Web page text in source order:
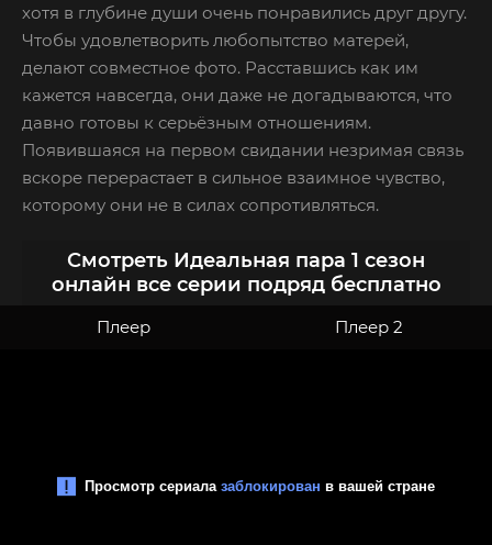
хотя в глубине души очень понравились друг другу.
Чтобы удовлетворить любопытство матерей,
делают совместное фото. Расставшись как им
кажется навсегда, они даже не догадываются, что
давно готовы к серьёзным отношениям.
Появившаяся на первом свидании незримая связь
вскоре перерастает в сильное взаимное чувство,
которому они не в силах сопротивляться.
Смотреть Идеальная пара 1 сезон
онлайн все серии подряд бесплатно
Плеер Плеер 2